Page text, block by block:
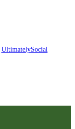
UltimatelySocial